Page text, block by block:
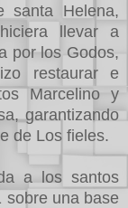
santa Helena,
llevar a
por los Godos,
restaurar e
Marcelino y
garantizando
de Los fieles.
a los santos
sobre una base